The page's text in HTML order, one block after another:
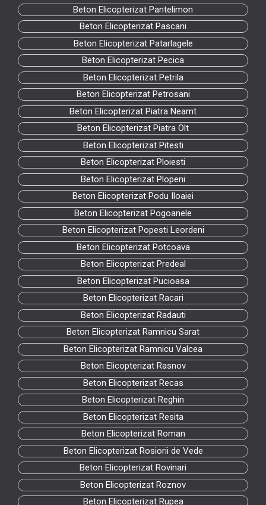
Beton Elicopterizat Pantelimon
Beton Elicopterizat Pascani
Beton Elicopterizat Patarlagele
Beton Elicopterizat Pecica
Beton Elicopterizat Petrila
Beton Elicopterizat Petrosani
Beton Elicopterizat Piatra Neamt
Beton Elicopterizat Piatra Olt
Beton Elicopterizat Pitesti
Beton Elicopterizat Ploiesti
Beton Elicopterizat Plopeni
Beton Elicopterizat Podu Iloaiei
Beton Elicopterizat Pogoanele
Beton Elicopterizat Popesti Leordeni
Beton Elicopterizat Potcoava
Beton Elicopterizat Predeal
Beton Elicopterizat Pucioasa
Beton Elicopterizat Racari
Beton Elicopterizat Radauti
Beton Elicopterizat Ramnicu Sarat
Beton Elicopterizat Ramnicu Valcea
Beton Elicopterizat Rasnov
Beton Elicopterizat Recas
Beton Elicopterizat Reghin
Beton Elicopterizat Resita
Beton Elicopterizat Roman
Beton Elicopterizat Rosiorii de Vede
Beton Elicopterizat Rovinari
Beton Elicopterizat Roznov
Beton Elicopterizat Rupea